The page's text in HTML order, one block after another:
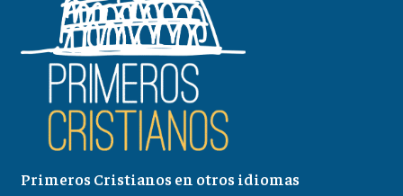
Primeros Cristianos en otros idiomas